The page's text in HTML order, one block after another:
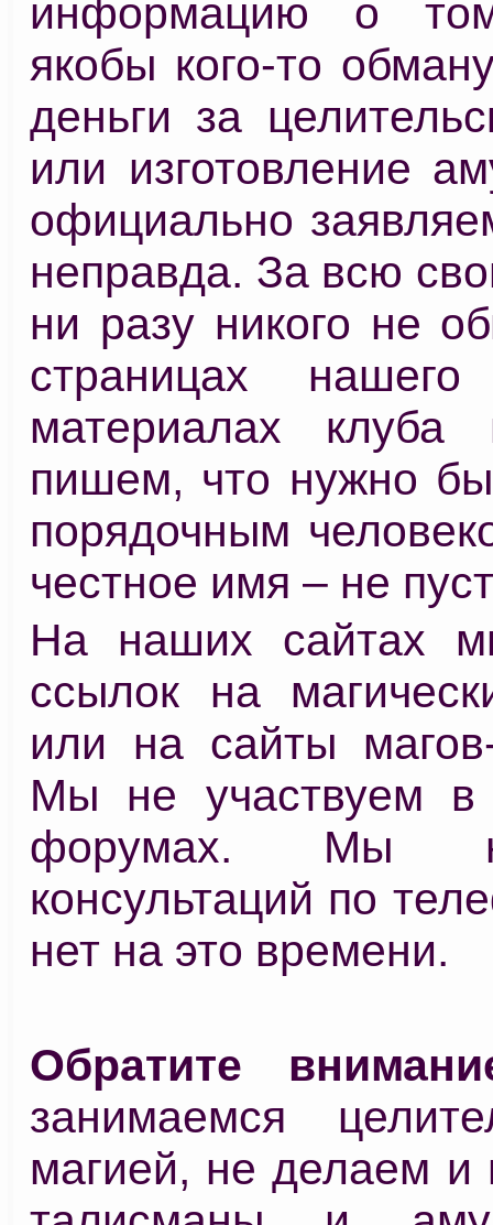
информацию о
якобы кого-то
деньги за
или изготовление
официально
неправда. За всю
ни разу никого не
страницах
материалах клуба
пишем, что нужно
порядочным
честное имя – не
На наших сайтах
ссылок на
или на сайты
Мы не участвуем в
форумах. Мы
консультаций по
нет на это времени.
Обратите
занимаемся
магией, не делаем и